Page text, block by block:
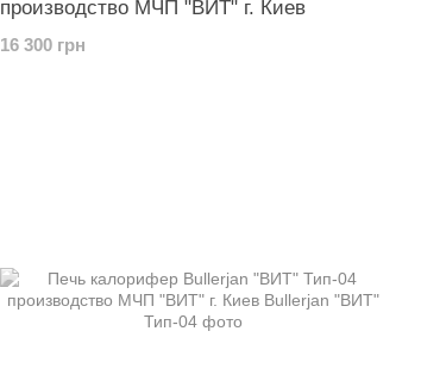
производство МЧП "ВИТ" г. Киев
16 300 грн